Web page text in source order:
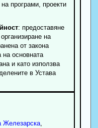
програми, проекти
: предоставяне
на
от закона
на основната
и като използва
в Устава
Железарска,